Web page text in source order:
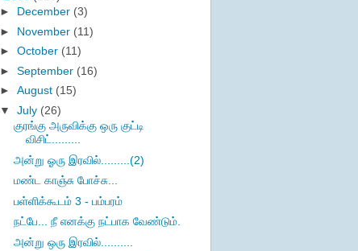
► December (3)
► November (11)
►October (11)
►September (16)
►August (15)
▼July (26)
குரங்கு அருவிக்கு ஒரு குட்டி
விசிட்.........
அன்று ஓரு இரவில்.........(2)
மண்ட காஞ்சு போச்சு...
பள்ளிக்கூடம் 3 - பம்பரம்
நட்பே... நீ எனக்கு நட்பாக வேண்டும்.
அன்று ஒரு இரவில்..........